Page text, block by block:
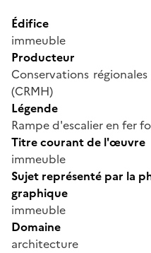
Édifice
immeuble
Producteur
Conservations
(CRMH)
Légende
Rampe d'escalier en fer
Titre courant de l'œuvre
immeuble
Sujet représenté par la
graphique
immeuble
Domaine
architecture